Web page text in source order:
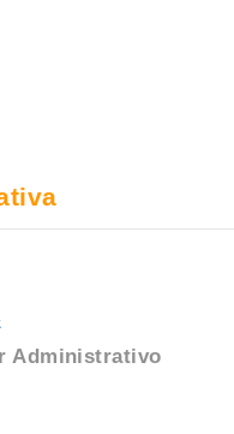
Administrativo